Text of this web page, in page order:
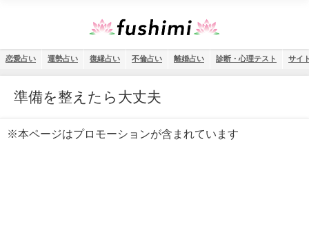
恋愛占い 運勢占い 復縁占い 不倫占い 離婚占い 診断・心理テスト サイ
準備を整えたら大丈夫
※本ページはプロモーションが含まれています